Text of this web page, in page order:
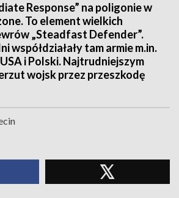
Response” na poligonie w
To element wielkich
„Steadfast Defender”.
współdziałały tam armie m.in.
i Polski. Najtrudniejszym
wojsk przez przeszkodę